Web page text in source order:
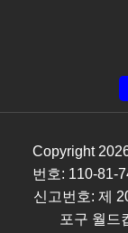
Copyright
번호: 110-81-
신고번호: 제
포구 월드